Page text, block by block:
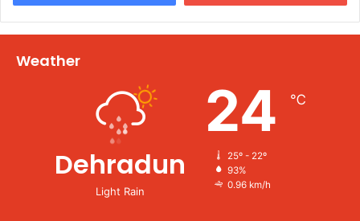
Weather
Dehradun
Light Rain
24 ℃
25º - 22º
93%
0.96 km/h